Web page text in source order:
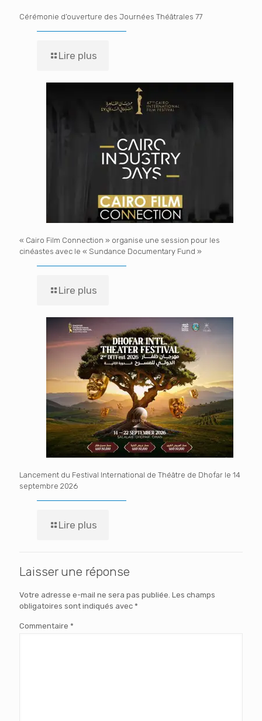
Cérémonie d’ouverture des Journées Théâtrales 77
Lire plus
« Cairo Film Connection » organise une session pour les
cinéastes avec le « Sundance Documentary Fund »
Lire plus
Lancement du Festival International de Théâtre de Dhofar le 14
septembre 2026
Lire plus
Laisser une réponse
Votre adresse e-mail ne sera pas publiée. Les champs
obligatoires sont indiqués avec *
Commentaire *